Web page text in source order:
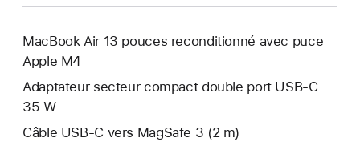
MacBook Air 13 pouces reconditionné avec puce
Apple M4
Adaptateur secteur compact double port USB-C
35 W
Câble USB-C vers MagSafe 3 (2 m)